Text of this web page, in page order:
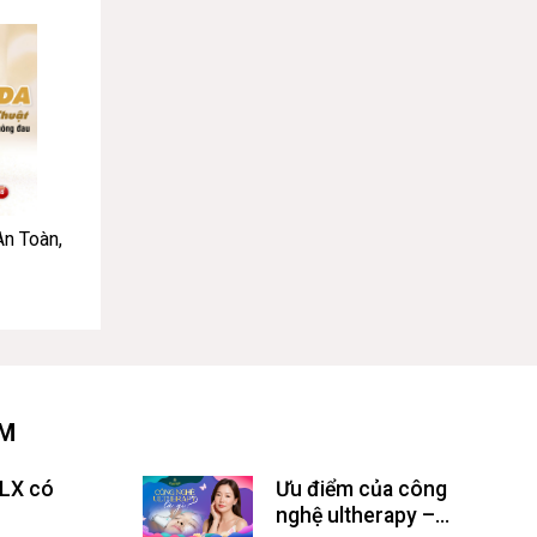
Toàn,
có
Ưu điểm của công
nghệ ultherapy –